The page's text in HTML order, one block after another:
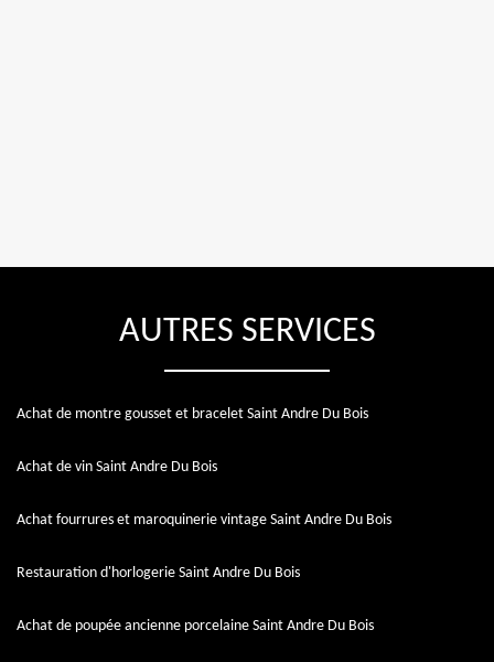
AUTRES SERVICES
Achat de montre gousset et bracelet Saint Andre Du Bois
Achat de vin Saint Andre Du Bois
Achat fourrures et maroquinerie vintage Saint Andre Du Bois
Restauration d'horlogerie Saint Andre Du Bois
Achat de poupée ancienne porcelaine Saint Andre Du Bois